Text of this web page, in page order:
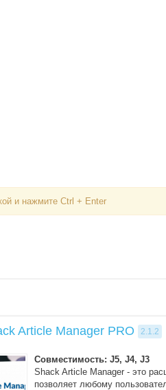
и нажмите Ctrl + Enter
Article Manager PRO 2.1.2
Совместимость: J5, J4, J3
Shack Article Manager - это
позволяет любому